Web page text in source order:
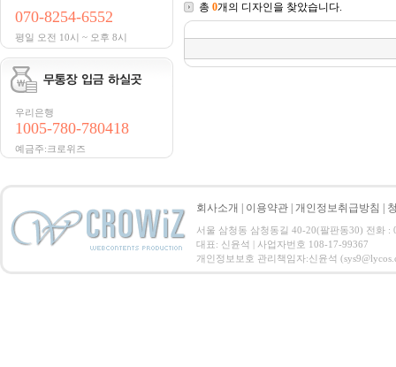
070-8254-6552
평일 오전 10시 ~ 오후 8시
우리은행
1005-780-780418
예금주:크로위즈
총 0개의 디자인을 찾았습니다.
회사소개 이용약관 개인정보취급방침
서울 삼청동 삼청동길 40-20(팔판동30) 전화 :
대표: 신윤석 | 사업자번호 108-17-99367
개인정보보호 관리책임자:신윤석